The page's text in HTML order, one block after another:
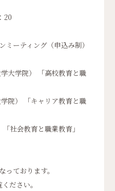
20
ーティング（申込み制）
大学院） 「高校教育と職
院） 「キャリア教育と職
社会教育と職業教育」
っております。
ださい。